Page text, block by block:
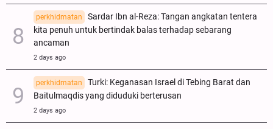
perkhidmatan
Sardar Ibn al-Reza: Tangan angkatan tentera
kita penuh untuk bertindak balas terhadap sebarang
ancaman
2 days ago
perkhidmatan
Turki: Keganasan Israel di Tebing Barat dan
Baitulmaqdis yang diduduki berterusan
2 days ago